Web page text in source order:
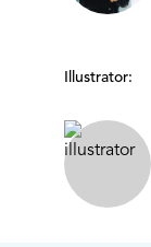
Illustrator: